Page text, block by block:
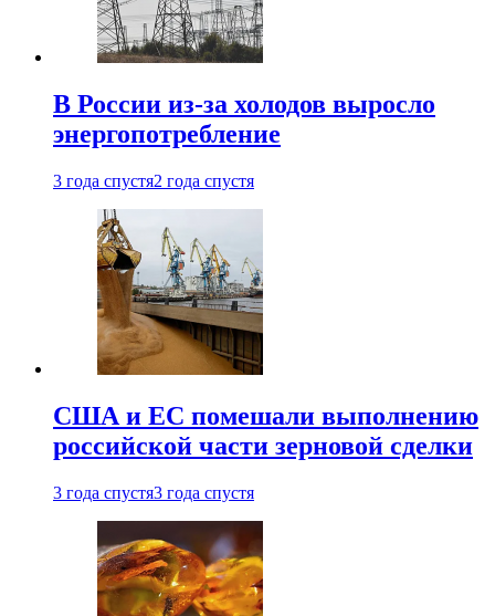
В России из-за холодов выросло
энергопотребление
3 года спустя2 года спустя
США и ЕС помешали выполнению
российской части зерновой сделки
3 года спустя3 года спустя